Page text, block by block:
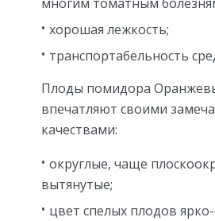
хорошая лежкость;
транспортабельность
Плоды помидора
впечатляют своими
качествами:
округлые, чаще
вытянутые;
цвет спелых плодов